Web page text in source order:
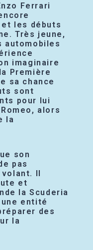
Ferrari
et les débuts
Très jeune,
automobiles
imaginaire
Première
sa chance
sont
pour lui
alors
la
son
pas
Il
et
la Scuderia
une entité
des
la